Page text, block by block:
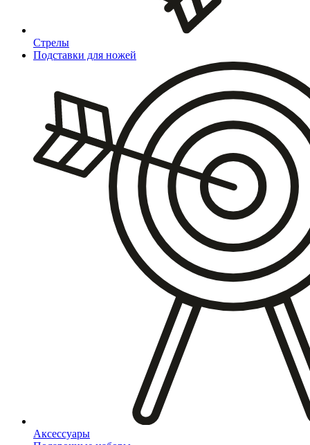
Стрелы
Подставки для ножей
Аксессуары